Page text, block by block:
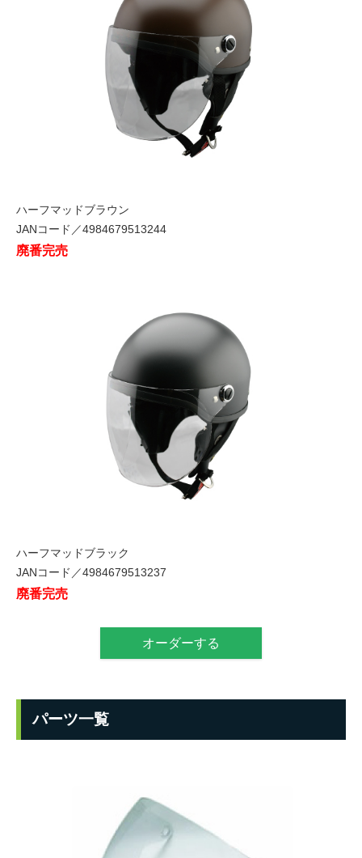
ハーフマッドブラウン
JANコード／4984679513244
廃番完売
ハーフマッドブラック
JANコード／4984679513237
廃番完売
オーダーする
パーツ一覧